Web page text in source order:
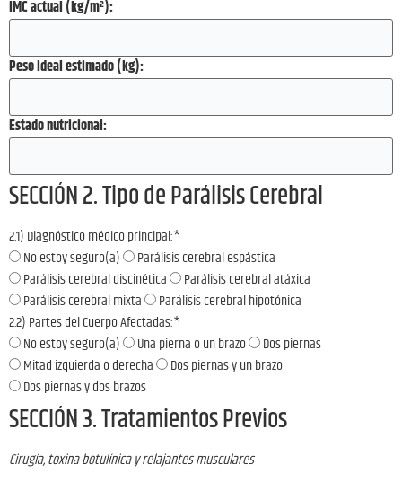
IMC actual (kg/m²):
Peso ideal estimado (kg):
Estado nutricional:
SECCIÓN 2. Tipo de Parálisis Cerebral
2.1) Diagnóstico médico principal:*
No estoy seguro(a)
Parálisis cerebral espástica
Parálisis cerebral discinética
Parálisis cerebral atáxica
Parálisis cerebral mixta
Parálisis cerebral hipotónica
2.2) Partes del Cuerpo Afectadas:*
No estoy seguro(a)
Una pierna o un brazo
Dos piernas
Mitad izquierda o derecha
Dos piernas y un brazo
Dos piernas y dos brazos
SECCIÓN 3. Tratamientos Previos
Cirugía, toxina botulínica y relajantes musculares